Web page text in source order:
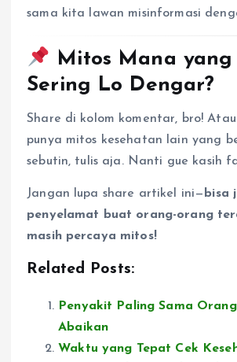
sama kita lawan misinformasi
Mitos Mana
Sering Lo Dengar?
Share di kolom komentar, bro!
punya mitos kesehatan lain yang
sebutin, tulis aja. Nanti gue kasih
Jangan lupa share artikel ini— bisa
penyelamat buat orang-orang
masih percaya mitos!
Related Posts:
Penyakit Paling Sama
Abaikan
Waktu yang Tepat Cek